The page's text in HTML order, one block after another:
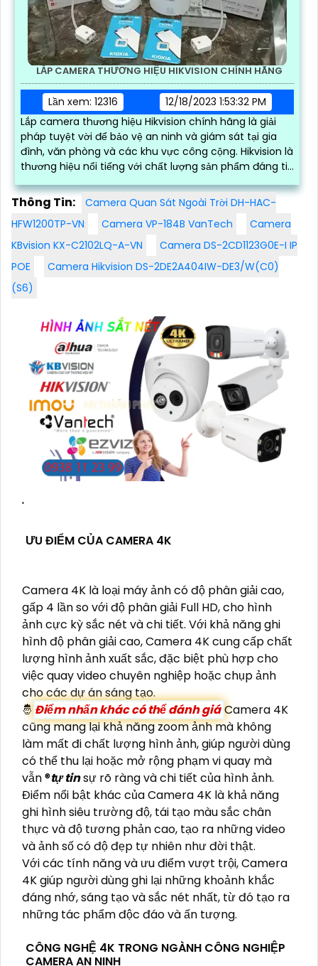
LẮP CAMERA THƯƠNG HIỆU HIKVISION CHÍNH HÃNG
Lần xem: 12316
12/18/2023 1:53:32 PM
Lắp camera thương hiệu Hikvision chính hãng là giải
pháp tuyệt vời để bảo vệ an ninh và giám sát tại gia
đình, văn phòng và các khu vực công cộng. Hikvision là
thương hiệu nổi tiếng với chất lượng sản phẩm đáng tin
Thông Tin:
Camera Quan Sát Ngoài Trời DH-HAC-
HFW1200TP-VN
Camera VP-184B VanTech
Camera
KBvision KX-C2102LQ-A-VN
Camera DS-2CD1123G0E-I IP
POE
Camera Hikvision DS-2DE2A404IW-DE3/W(C0)
(S6)
'
ƯU ĐIỂM CỦA CAMERA 4K
Camera 4K là loại máy ảnh có độ phân giải cao,
gấp 4 lần so với độ phân giải Full HD, cho hình
ảnh cực kỳ sắc nét và chi tiết. Với khả năng ghi
hình độ phân giải cao, Camera 4K cung cấp chất
lượng hình ảnh xuất sắc, đặc biệt phù hợp cho
việc quay video chuyên nghiệp hoặc chụp ảnh
cho các dự án sáng tạo.
🤴 Điểm nhấn khác có thể đánh giáCamera 4K
cũng mang lại khả năng zoom ảnh mà không
làm mất đi chất lượng hình ảnh, giúp người dùng
có thể thu lại hoặc mở rộng phạm vi quay mà
vẫn ®️tự tinsự rõ ràng và chi tiết của hình ảnh.
Điểm nổi bật khác của Camera 4K là khả năng
ghi hình siêu trường độ, tái tạo màu sắc chân
thực và độ tương phản cao, tạo ra những video
và ảnh số có độ đẹp tự nhiên như đời thật.
Với các tính năng và ưu điểm vượt trội, Camera
4K giúp người dùng ghi lại những khoảnh khắc
đáng nhớ, sáng tạo và sắc nét nhất, từ đó tạo ra
những tác phẩm độc đáo và ấn tượng.
CÔNG NGHỆ 4K TRONG NGÀNH CÔNG NGHIỆP
CAMERA AN NINH